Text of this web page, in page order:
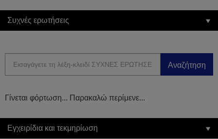
Συχνές ερωτήσεις
Αναζήτηση
Γίνεται φόρτωση... Παρακαλώ περίμενε...
Εγχειρίδια και τεκμηρίωση